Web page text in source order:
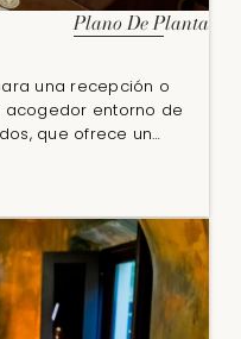
Plano De Planta
una recepción o
acogedor entorno de
que ofrece un